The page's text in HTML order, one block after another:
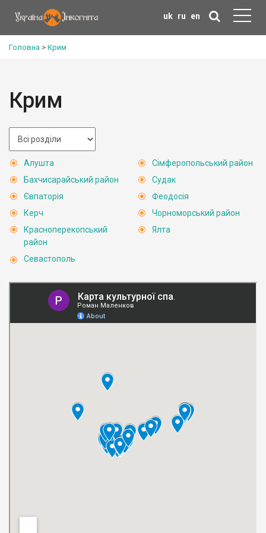
uk ru en
Головна > Крим
Крим
Алушта
Бахчисарайський район
Євпаторія
Керч
Красноперекопський
район
Севастополь
Сімферопольський район
Судак
Феодосія
Чорноморський район
Ялта